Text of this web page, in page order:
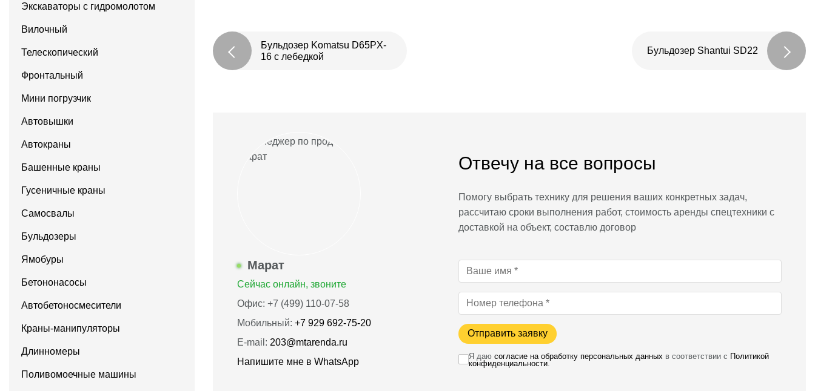
Экскаваторы с гидромолотом
Вилочный
Телескопический
Фронтальный
Мини погрузчик
Автовышки
Автокраны
Башенные краны
Гусеничные краны
Самосвалы
Бульдозеры
Ямобуры
Бетононасосы
Автобетоносмесители
Краны-манипуляторы
Длинномеры
Поливомоечные машины
Бульдозер Komatsu D65PX-
16 с лебедкой
Бульдозер Shantui SD22
Отвечу на все вопросы
Помогу выбрать технику для решения ваших конкретных задач,
рассчитаю сроки выполнения работ, стоимость аренды спецтехники с
доставкой на объект, составлю договор
Марат
Сейчас онлайн, звоните
Офис: +7 (499) 110-07-58
Мобильный: +7 929 692-75-20
E-mail: 203@mtarenda.ru
Напишите мне в WhatsApp
Отправить заявку
Я даюсогласие на обработку персональных данных в соответствии с Политикой
конфиденциальности .